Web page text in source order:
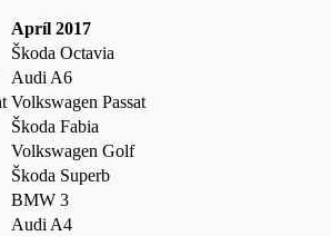
Apríl 2017
Škoda Octavia
Audi A6
Volkswagen Passat
Škoda Fabia
Volkswagen Golf
Škoda Superb
BMW 3
Audi A4